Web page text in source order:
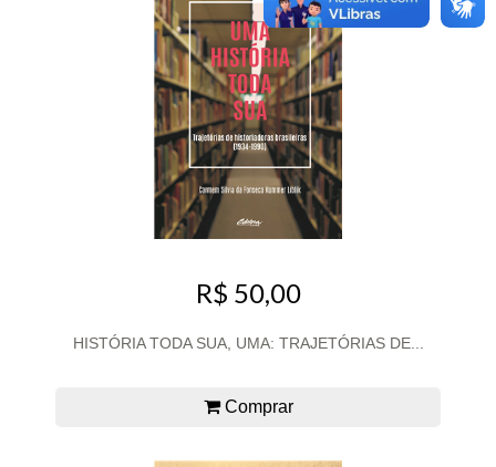
R$ 50,00
HISTÓRIA TODA SUA, UMA: TRAJETÓRIAS DE...
Comprar